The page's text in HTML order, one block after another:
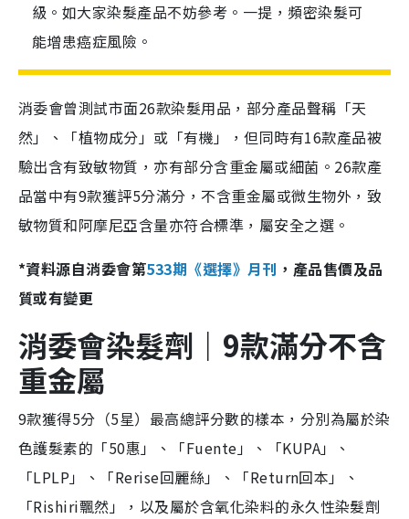
級。如大家染髮產品不妨參考。一提，頻密染髮可
能增患癌症風險。
消委會曾測試市面26款染髮用品，部分產品聲稱「天
然」、「植物成分」或「有機」，但同時有16款產品被
驗出含有致敏物質，亦有部分含重金屬或細菌。26款產
品當中有9款獲評5分滿分，不含重金屬或微生物外，致
敏物質和阿摩尼亞含量亦符合標準，屬安全之選。
*資料源自消委會第533期《選擇》月刊 ，產品售價及品
質或有變更
消委會染髮劑 ｜9款滿分不含
重金屬
9款獲得5分（5星）最高總評分數的樣本，分別為屬於染
色護髮素的「50惠」、「Fuente」、「KUPA」、
「LPLP」、「Rerise回麗絲」、「Return回本」、
「Rishiri飄然」，以及屬於含氧化染料的永久性染髮劑